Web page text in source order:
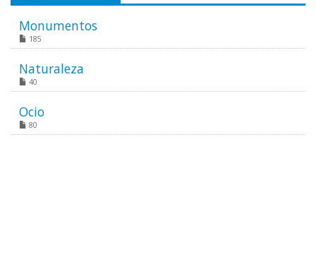
Monumentos
185
Naturaleza
40
Ocio
80